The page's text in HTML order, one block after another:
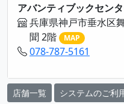
アバンティブックセン
兵庫県神戸市垂水区
聞 2階
MAP
078-787-5161
店舗一覧 システムのご利